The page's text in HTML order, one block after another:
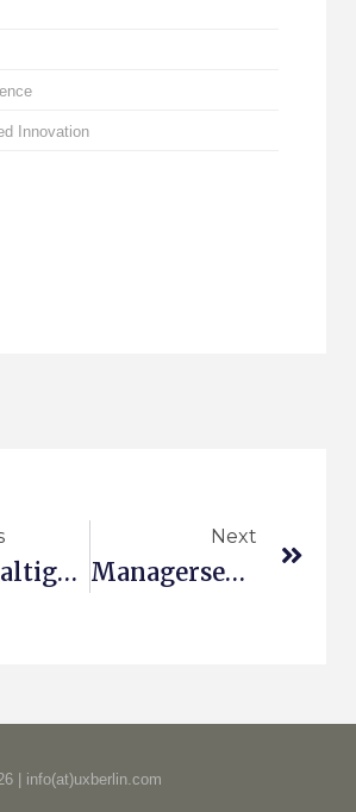
Innovation
Nachhaltigkeitsorientierte Innovationskulturen
Next
Managerseminar In Vilnius
| info(at)uxberlin.com